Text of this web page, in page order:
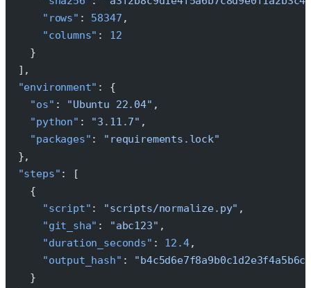
      "rows"
: 58347 ,
      "columns"
: 12
    }
  ],
  "environment"
: {
    "os"
: "Ubuntu 22.04" ,
    "python"
: "3.11.7" ,
    "packages"
:
"requirements.lock"
  },
  "steps"
: [
    {
      "script"
: "scripts/normalize.py" ,
      "git_sha"
: "abc123" ,
      "duration_seconds"
: 12.4,
      "output_hash"
:
    }